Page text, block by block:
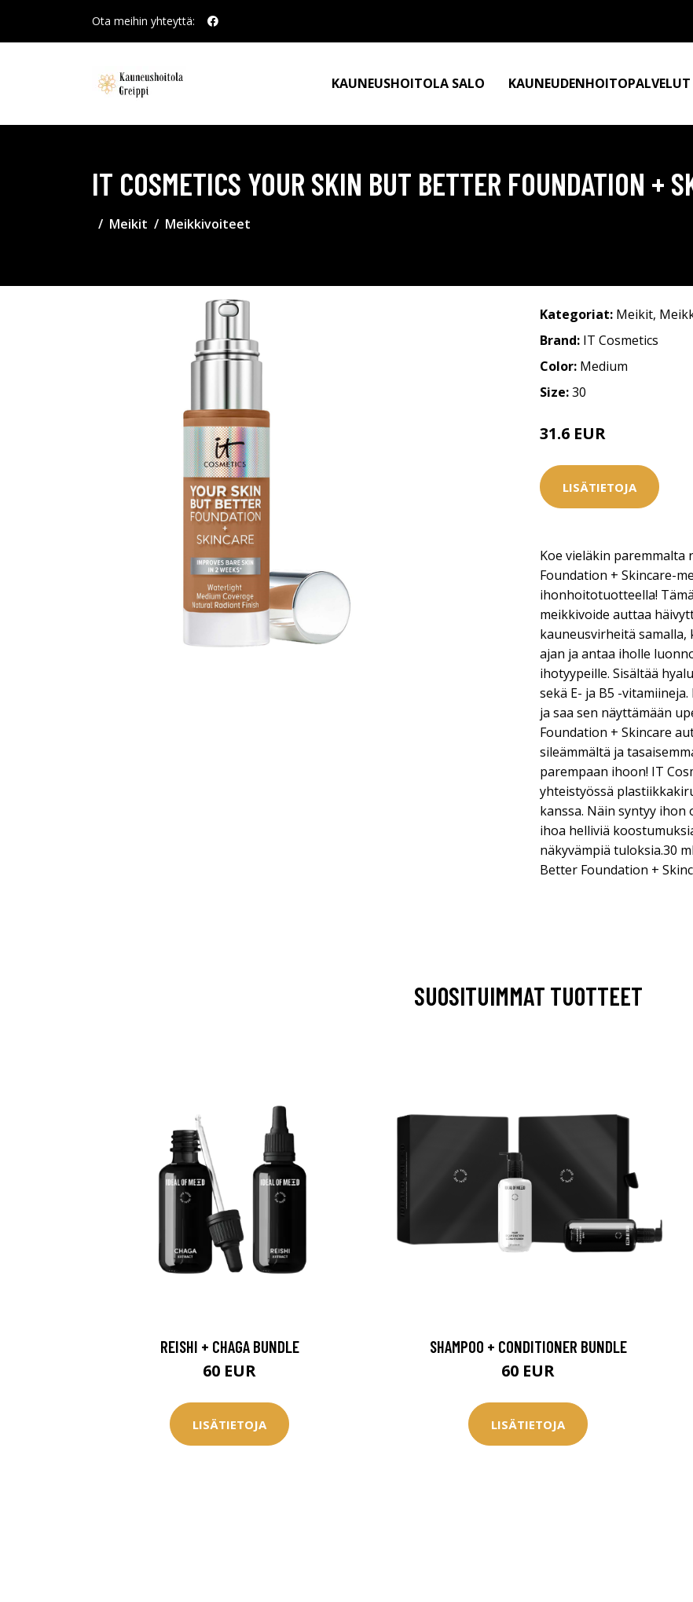
Ota meihin yhteyttä:
KAUNEUSHOITOLA SALO KAUNEUDENHOITOPALVELUT
IT COSMETICS YOUR SKIN BUT BETTER FOUNDATION +
Meikit Meikkivoiteet
Kategoriat: Meikit,
Brand: IT Cosmetics
Color: Medium
Size:30
31.6 EUR
LISÄTIETOJA
Koe vieläkin paremmalta
Foundation + Skincare-
ihonhoitotuotteella!
meikkivoide auttaa
kauneusvirheitä
ajan ja antaa iholle
ihotyypeille. Sisältää
sekä E- ja B5 -
ja saa sen näyttämään
Foundation + Skincare
sileämmältä ja
parempaan ihoon! IT
yhteistyössä
kanssa. Näin syntyy
ihoa helliviä
näkyvämpiä tuloksia.30
Better Foundation +
SUOSITUIMMAT TUOTTEET
REISHI + CHAGA BUNDLE
60 EUR
LISÄTIETOJA
SHAMPOO + CONDITIONER BUNDLE
60 EUR
LISÄTIETOJA